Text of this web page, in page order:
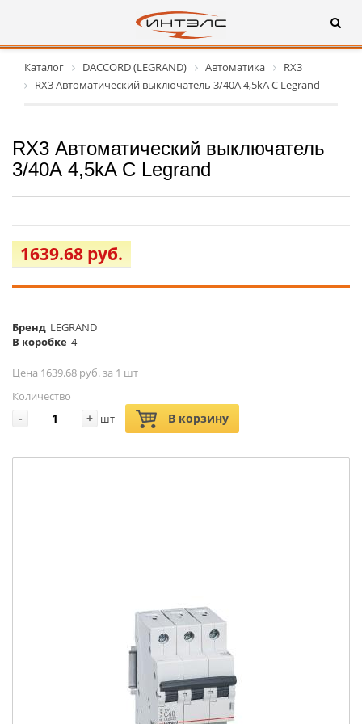
Каталог DACCORD (LEGRAND) Автоматика
RX3
RX3 Автоматический выключатель 3/40А 4,5kA C Legrand
RX3 Автоматический выключатель
3/40А 4,5kA C Legrand
1639.68 руб.
Бренд LEGRAND
В коробке 4
Цена 1639.68 руб. за 1 шт
Количество
- + шт В корзину